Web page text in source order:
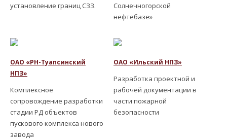
установление границ СЗЗ.
Солнечногорской
нефтебазе»
ОАО «РН-Туапсинский
НПЗ»
Комплексное
сопровождение разработки
стадии РД объектов
пускового комплекса нового
завода
ОАО «Ильский НПЗ»
Разработка проектной и
рабочей документации в
части пожарной
безопасности